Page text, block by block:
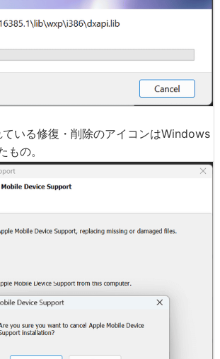
ている修復・削除のアイコンはWindows
の。